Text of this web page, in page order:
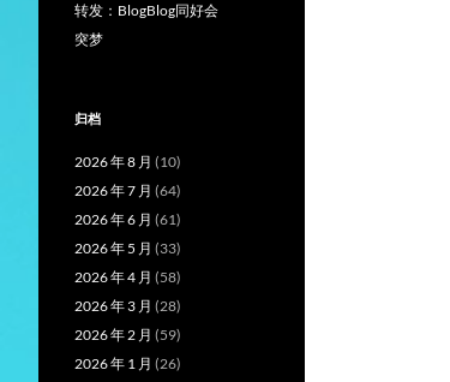
转发：BlogBlog同好会
突梦
归档
2026 年 8 月 (10)
2026 年 7 月 (64)
2026 年 6 月 (61)
2026 年 5 月 (33)
2026 年 4 月 (58)
2026 年 3 月 (28)
2026 年 2 月 (59)
2026 年 1 月 (26)